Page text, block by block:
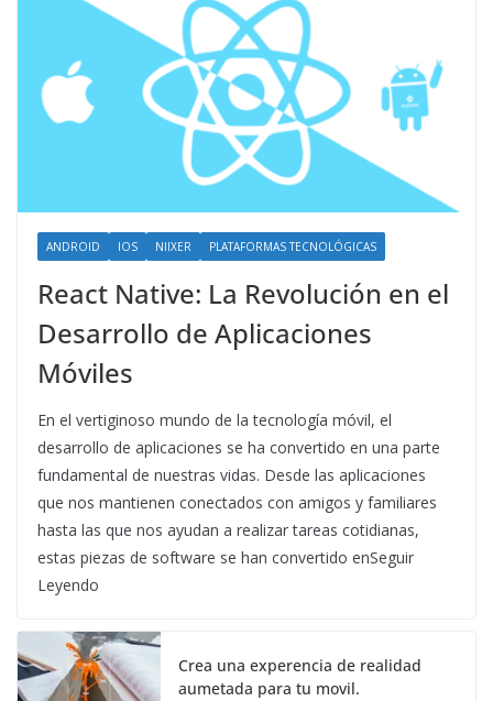
ANDROID IOS NIIXER PLATAFORMAS TECNOLÓGICAS
React Native: La Revolución en el
Desarrollo de Aplicaciones
Móviles
En el vertiginoso mundo de la tecnología móvil, el
desarrollo de aplicaciones se ha convertido en una parte
fundamental de nuestras vidas. Desde las aplicaciones
que nos mantienen conectados con amigos y familiares
hasta las que nos ayudan a realizar tareas cotidianas,
estas piezas de software se han convertido enSeguir
Leyendo
Crea una experencia de realidad
aumetada para tu movil.